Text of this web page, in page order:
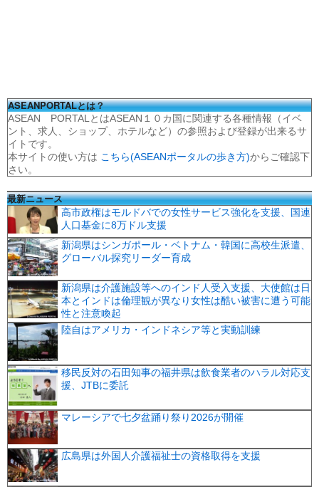
ASEANPORTALとは？
ASEAN PORTALとはASEAN１０カ国に関連する各種情報（イベ
ント、求人、ショップ、ホテルなど）の参照および登録が出来るサ
イトです。
本サイトの使い方は こちら(ASEANポータルの歩き方)からご確認下
さい。
最新ニュース
高市政権はモルドバでの女性サービス強化を支援、国連
人口基金に8万ドル支援
新潟県はシンガポール・ベトナム・韓国に高校生派遣、
グローバル探究リーダー育成
新潟県は介護施設等へのインド人受入支援、大使館は日
本とインドは倫理観が異なり女性は酷い被害に遭う可能
性と注意喚起
陸自はアメリカ・インドネシア等と実動訓練
移民反対の石田知事の福井県は飲食業者のハラル対応支
援、JTBに委託
マレーシアで七夕盆踊り祭り2026が開催
広島県は外国人介護福祉士の資格取得を支援